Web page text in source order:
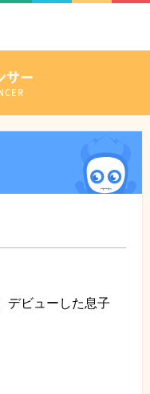
サー
デビューした息子